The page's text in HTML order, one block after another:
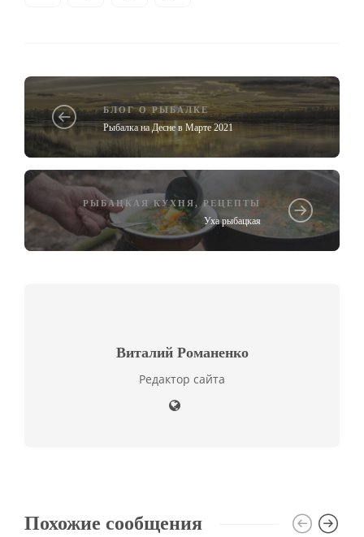
БЛОГ О РЫБАЛКЕ
Рыбалка на Десне в Марте 2021
РЫБАЦКАЯ КУХНЯ,РЕЦЕПТЫ
Уха рыбацкая
Виталий Романенко
Редактор сайта
Похожие сообщения